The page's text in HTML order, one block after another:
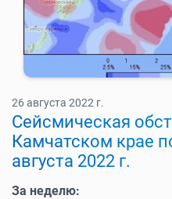
26 августа 2022 г.
Cейсмическая
Камчатском крае
августа 2022 г.
За неделю: